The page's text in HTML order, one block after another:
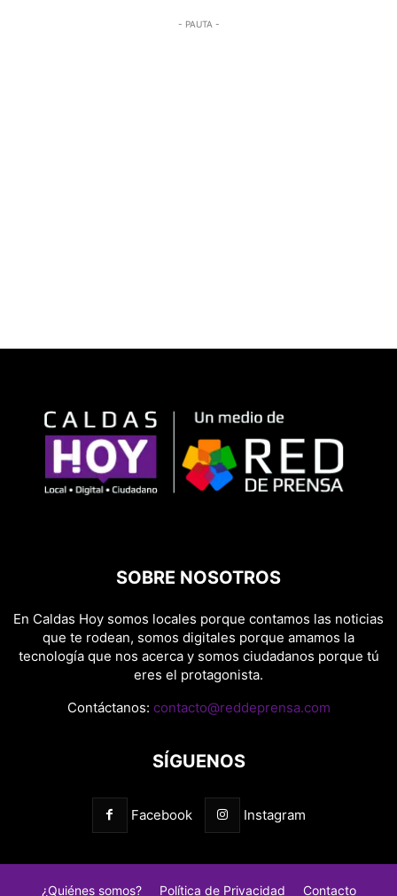
- PAUTA -
SOBRE NOSOTROS
En Caldas Hoy somos locales porque contamos las noticias
que te rodean, somos digitales porque amamos la
tecnología que nos acerca y somos ciudadanos porque tú
eres el protagonista.
Contáctanos: contacto@reddeprensa.com
SÍGUENOS
Facebook Instagram
¿Quiénes somos? Política de Privacidad Contacto